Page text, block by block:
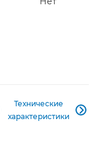
Технические
характеристики
